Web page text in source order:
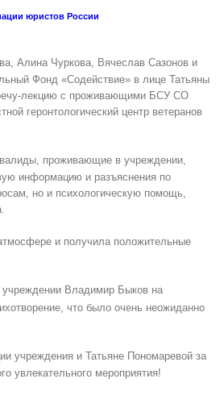
юристов России
Алина Чуркова, Вячеслав Сазонов и
Фонд «Содействие» в лице Татьяны
лекцию с проживающими БСУ СО
геронтологический центр ветеранов
проживающие в учреждении,
информацию и разъяснения по
но и психологическую помощь,
и получила положительные
Владимир Быков на
что было очень неожиданно
учреждения и Татьяне Пономаревой за
увлекательного мероприятия!